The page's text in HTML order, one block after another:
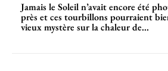
Jamais le Soleil n’avait encore été
près et ces tourbillons pourraient
vieux mystère sur la chaleur de...